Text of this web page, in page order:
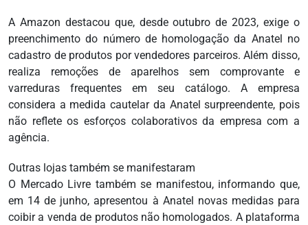
A Amazon destacou que, desde outubro de 2023, exige o
preenchimento do número de homologação da Anatel no
cadastro de produtos por vendedores parceiros. Além disso,
realiza remoções de aparelhos sem comprovante e
varreduras frequentes em seu catálogo. A empresa
considera a medida cautelar da Anatel surpreendente, pois
não reflete os esforços colaborativos da empresa com a
agência.
Outras lojas também se manifestaram
O Mercado Livre também se manifestou, informando que,
em 14 de junho, apresentou à Anatel novas medidas para
coibir a venda de produtos não homologados. A plataforma